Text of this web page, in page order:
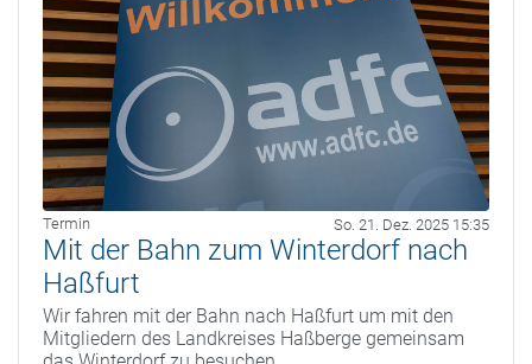
Termin So. 21. Dez. 2025 15:35
Mit der Bahn zum Winterdorf nach
Haßfurt
Wir fahren mit der Bahn nach Haßfurt um mit den
Mitgliedern des Landkreises Haßberge gemeinsam